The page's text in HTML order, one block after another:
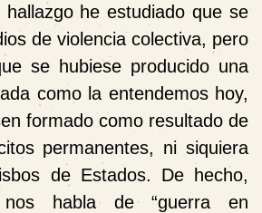
he estudiado que se
de violencia colectiva, pero
se hubiese producido una
como la entendemos hoy,
formado como resultado de
permanentes, ni siquiera
de Estados. De hecho,
habla de “guerra en